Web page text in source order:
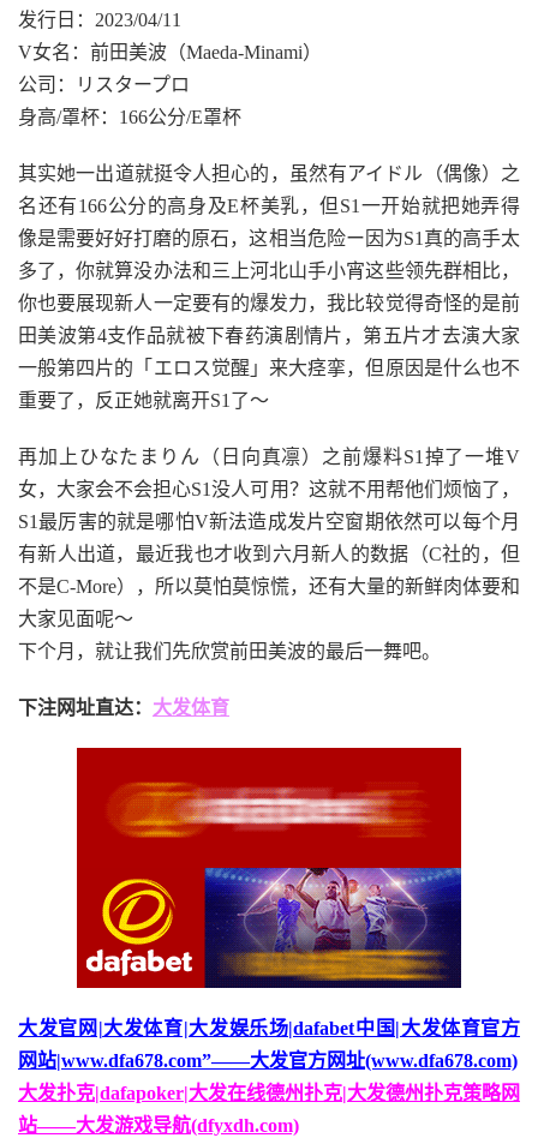
发行日：2023/04/11
V女名：前田美波（Maeda-Minami）
公司：リスタープロ
身高/罩杯：166公分/E罩杯
其实她一出道就挺令人担心的，虽然有アイドル（偶像）之
名还有166公分的高身及E杯美乳，但S1一开始就把她弄得
像是需要好好打磨的原石，这相当危险ー因为S1真的高手太
多了，你就算没办法和三上河北山手小宵这些领先群相比，
你也要展现新人一定要有的爆发力，我比较觉得奇怪的是前
田美波第4支作品就被下春药演剧情片，第五片才去演大家
一般第四片的「エロス觉醒」来大痉挛，但原因是什么也不
重要了，反正她就离开S1了〜
再加上ひなたまりん（日向真凛）之前爆料S1掉了一堆V
女，大家会不会担心S1没人可用？这就不用帮他们烦恼了，
S1最厉害的就是哪怕V新法造成发片空窗期依然可以每个月
有新人出道，最近我也才收到六月新人的数据（C社的，但
不是C-More），所以莫怕莫惊慌，还有大量的新鲜肉体要和
大家见面呢〜
下个月，就让我们先欣赏前田美波的最后一舞吧。
下注网址直达： 大发体育
大发官网|大发体育|大发娱乐场|dafabet中国|大发体育官方
网站|www.dfa678.com”——大发官方网址(www.dfa678.com)
大发扑克|dafapoker|大发在线德州扑克|大发德州扑克策略网
站——大发游戏导航(dfyxdh.com)